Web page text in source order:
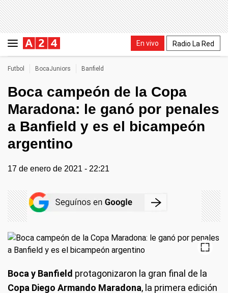
En vivo Radio La Red
Futbol BocaJuniors Banfield
Boca campeón de la Copa
Maradona: le ganó por penales
a Banfield y es el bicampeón
argentino
17 de enero de 2021 - 22:21
Boca y Banfield protagonizaron la gran final de la
Copa Diego Armando Maradona, la primera edición